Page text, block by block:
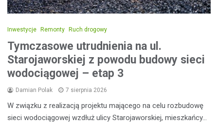
Inwestycje Remonty Ruch drogowy
Tymczasowe utrudnienia na ul.
Starojaworskiej z powodu budowy sieci
wodociągowej – etap 3
Damian Polak 7 sierpnia 2026
W związku z realizacją projektu mającego na celu rozbudowę
sieci wodociągowej wzdłuż ulicy Starojaworskiej, mieszkańcy…